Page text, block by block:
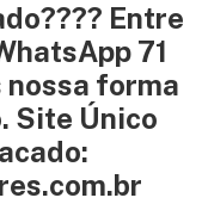
Entre
71
forma
Site Único